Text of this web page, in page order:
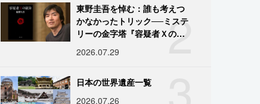
2
東野圭吾を悼む：誰も考えつ
かなかったトリック──ミステ
リーの金字塔『容疑者Ｘの献
2026.07.29
日本の世界遺産一覧
2026.07.26